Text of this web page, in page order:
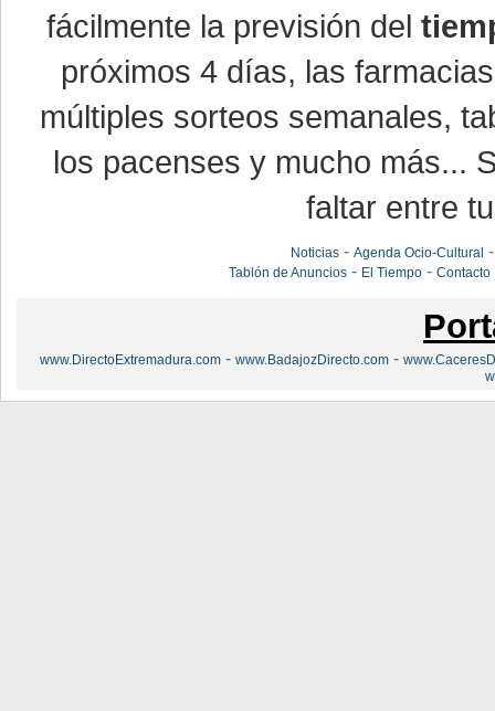
fácilmente la previsión del
próximos 4 días, las
múltiples sorteos semanales,
los pacenses y mucho más...
faltar entre
Noticias -Agenda Ocio-Cultural
Tablón de Anuncios - El Tiempo -Contacto
www.DirectoExtremadura.com - www.BadajozDirecto.com -